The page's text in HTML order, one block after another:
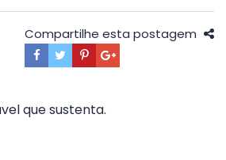
Compartilhe esta postagem
que sustenta.